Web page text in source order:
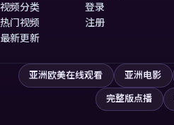
视频分类
热门视频
最新更新
登录
注册
亚洲欧美在线观看 亚洲电影
完整版点播